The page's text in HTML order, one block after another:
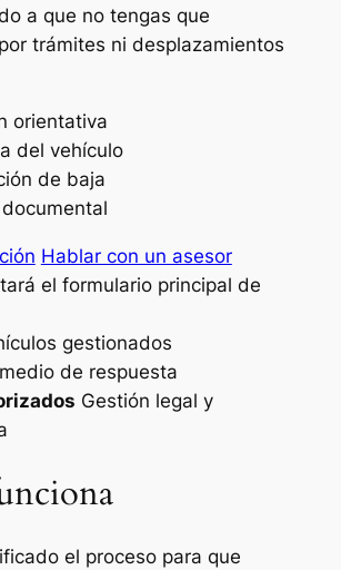
a que no tengas que
trámites ni desplazamientos
orientativa
del vehículo
de baja
Hablar con un asesor
el formulario principal de
gestionados
de respuesta
Gestión legal y
el proceso para que